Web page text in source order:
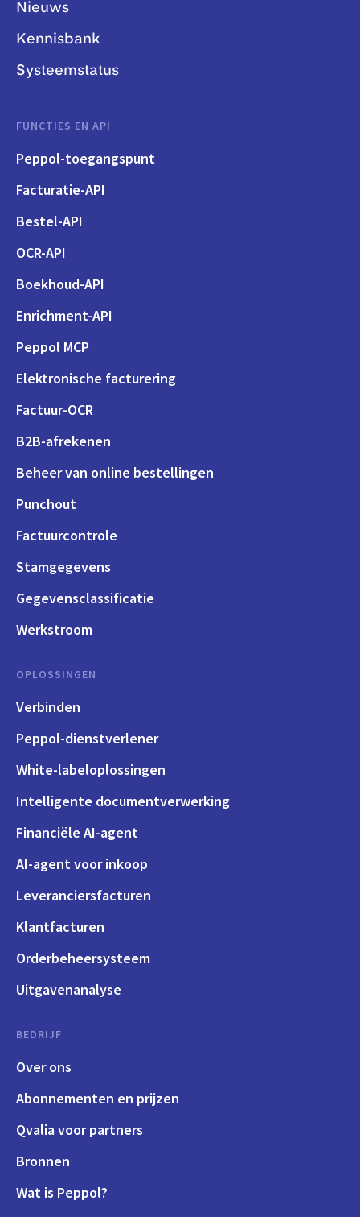
Nieuws
Kennisbank
Systeemstatus
FUNCTIES EN API
Peppol-toegangspunt
Facturatie-API
Bestel-API
OCR-API
Boekhoud-API
Enrichment-API
Peppol MCP
Elektronische facturering
Factuur-OCR
B2B-afrekenen
Beheer van online bestellingen
Punchout
Factuurcontrole
Stamgegevens
Gegevensclassificatie
Werkstroom
OPLOSSINGEN
Verbinden
Peppol-dienstverlener
White-labeloplossingen
Intelligente documentverwerking
Financiële AI-agent
AI-agent voor inkoop
Leveranciersfacturen
Klantfacturen
Orderbeheersysteem
Uitgavenanalyse
BEDRIJF
Over ons
Abonnementen en prijzen
Qvalia voor partners
Bronnen
Wat is Peppol?